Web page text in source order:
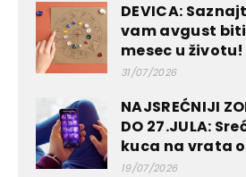
DEVICA:
vam avgust
mesec u životu!
31/07/2026
NAJSREĆNIJI
DO 27.JULA:
kuca na vrata
19/07/2026